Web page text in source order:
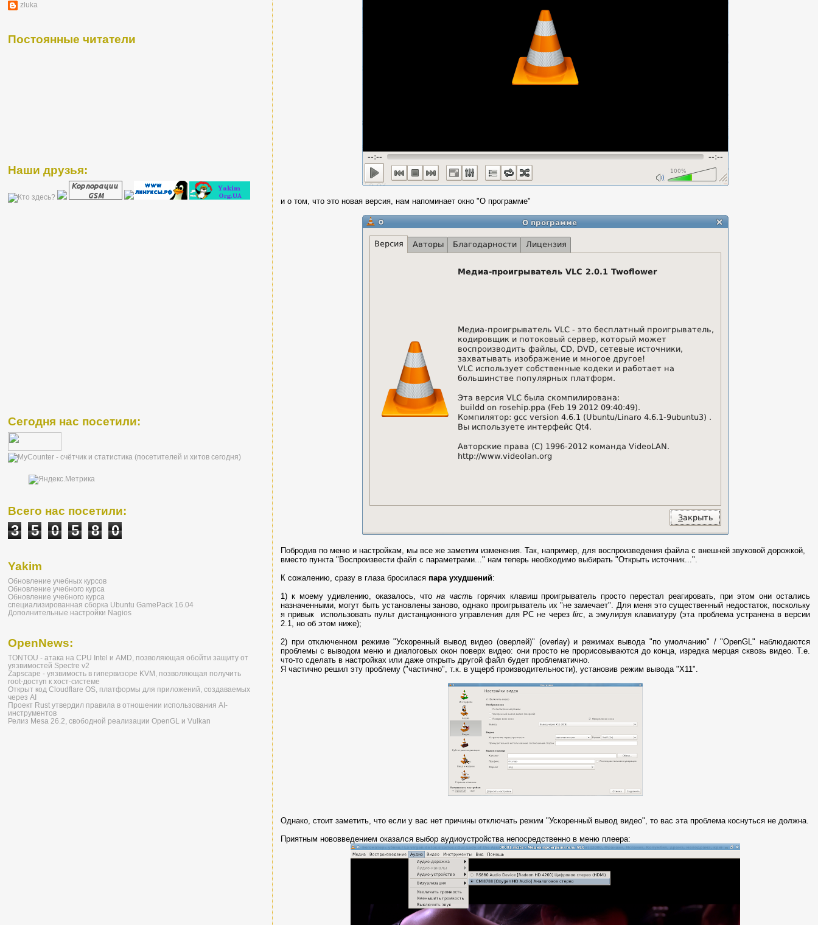
и о том, что это новая версия, нам напоминает окно "О программе"
Побродив по меню и настройкам, мы все же заметим изменения. Так, например, для воспроизведения файла с внешней звуковой дорожкой,
вместо пункта "Воспроизвести файл с параметрами..." нам теперь необходимо выбирать "Открыть источник...".
К сожалению, сразу в глаза бросиласяпара ухудшений:
1) к моему удивлению, оказалось, что на часть горячих клавиш проигрыватель просто перестал реагировать, при этом они остались
назначенными, могут быть установлены заново, однако проигрыватель их "не замечает". Для меня это существенный недостаток, поскольку
я привык использовать пульт дистанционного управления для PC не через lirc, а эмулируя клавиатуру (эта проблема устранена в версии
2.1, но об этом ниже);
2) при отключенном режиме "Ускоренный вывод видео (оверлей)" (overlay) и режимах вывода "по умолчанию" / "OpenGL" наблюдаются
проблемы с выводом меню и диалоговых окон поверх видео: они просто не прорисовываются до конца, изредка мерцая сквозь видео. Т.е.
что-то сделать в настройках или даже открыть другой файл будет проблематично.
Я частично решил эту проблему ("частично", т.к. в ущерб производительности), установив режим вывода "X11".
Однако, стоит заметить, что если у вас нет причины отключать режим "Ускоренный вывод видео", то вас эта проблема коснуться не должна.
Приятным нововведением оказался выбор аудиоустройства непосредственно в меню плеера:
zluka
Постоянные читатели
Наши друзья:
Сегодня нас посетили:
Всего нас посетили:
3 5 0 5 8 0
Yakim
Обновление учебных курсов
Обновление учебного курса
Обновление учебного курса
специализированная сборка Ubuntu GamePack 16.04
Дополнительные настройки Nagios
OpenNews:
TONTOU - атака на CPU Intel и AMD, позволяющая обойти защиту от
уязвимостей Spectre v2
Zapscape - уязвимость в гипервизоре KVM, позволяющая получить
root-доступ к хост-системе
Открыт код Cloudflare OS, платформы для приложений, создаваемых
через AI
Проект Rust утвердил правила в отношении использования AI-
инструментов
Релиз Mesa 26.2, свободной реализации OpenGL и Vulkan